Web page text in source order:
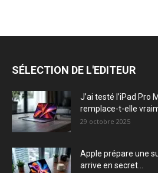
SÉLECTION DE L'EDITEUR
J’ai testé l’iPad Pro
remplace-t-elle
29 octobre 2025
Apple prépare une
arrive en secret...